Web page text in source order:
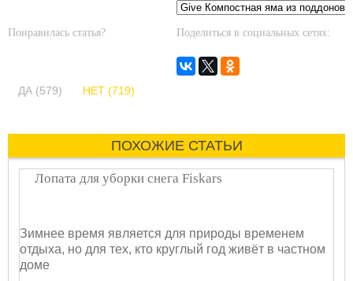
Понравилась статья?
ДА (579) НЕТ (719)
Поделиться в социальных сетях:
ПОХОЖИЕ СТАТЬИ
Лопата для уборки снега Fiskars
Зимнее время является для природы временем
отдыха, но для тех, кто круглый год живёт в частном
доме